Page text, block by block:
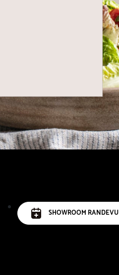
SHOWROOM RANDEVU